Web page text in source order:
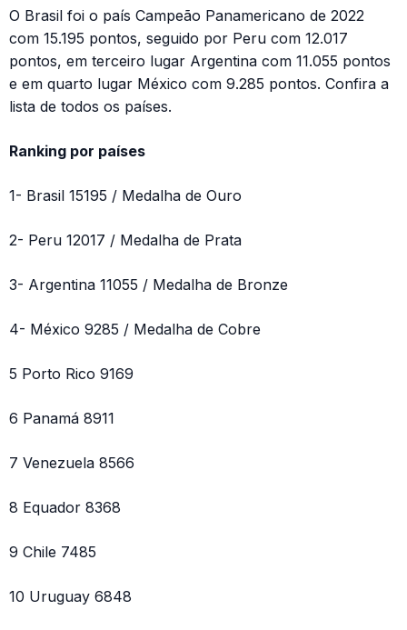
O Brasil foi o país Campeão Panamericano de 2022
com 15.195 pontos, seguido por Peru com 12.017
pontos, em terceiro lugar Argentina com 11.055 pontos
e em quarto lugar México com 9.285 pontos. Confira a
lista de todos os países.
Ranking por países
1- Brasil 15195 / Medalha de Ouro
2- Peru 12017 / Medalha de Prata
3- Argentina 11055 / Medalha de Bronze
4- México 9285 / Medalha de Cobre
5 Porto Rico 9169
6 Panamá 8911
7 Venezuela 8566
8 Equador 8368
9 Chile 7485
10 Uruguay 6848